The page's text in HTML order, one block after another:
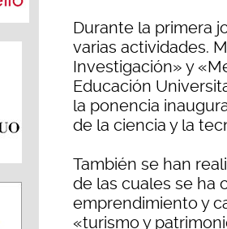
Durante la primera
varias actividades.
Investigación» y
Educación
la ponencia
de la ciencia y la
También se han
de las cuales se ha
emprendimiento y
«turismo y